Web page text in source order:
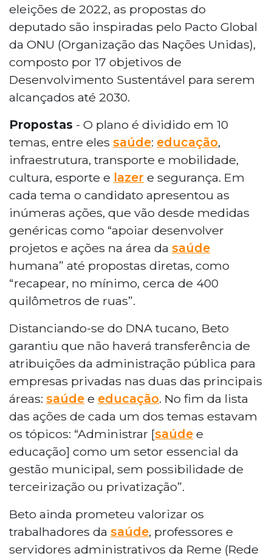
eleições de 2022, as propostas do
deputado são inspiradas pelo Pacto Global
da ONU (Organização das Nações Unidas),
composto por 17 objetivos de
Desenvolvimento Sustentável para serem
alcançados até 2030.
Propostas - O plano é dividido em 10
temas, entre eles saúde: educação,
infraestrutura, transporte e mobilidade,
cultura, esporte e lazer e segurança. Em
cada tema o candidato apresentou as
inúmeras ações, que vão desde medidas
genéricas como “apoiar desenvolver
projetos e ações na área da saúde
humana” até propostas diretas, como
“recapear, no mínimo, cerca de 400
quilômetros de ruas”.
Distanciando-se do DNA tucano, Beto
garantiu que não haverá transferência de
atribuições da administração pública para
empresas privadas nas duas das principais
áreas: saúde e educação. No fim da lista
das ações de cada um dos temas estavam
os tópicos: “Administrar [saúde e
educação] como um setor essencial da
gestão municipal, sem possibilidade de
terceirização ou privatização”.
Beto ainda prometeu valorizar os
trabalhadores da saúde, professores e
servidores administrativos da Reme (Rede